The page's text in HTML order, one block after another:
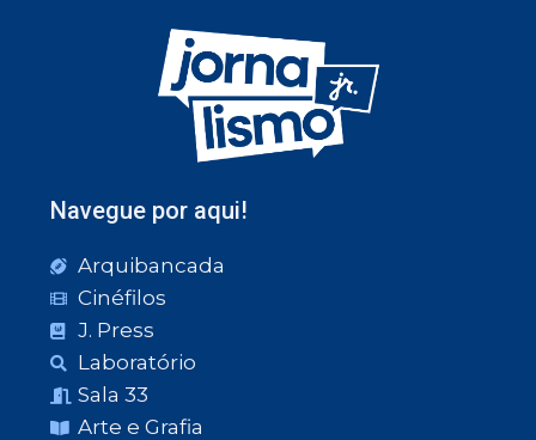
Navegue por aqui!
Arquibancada
Cinéfilos
J. Press
Laboratório
Sala 33
Arte e Grafia